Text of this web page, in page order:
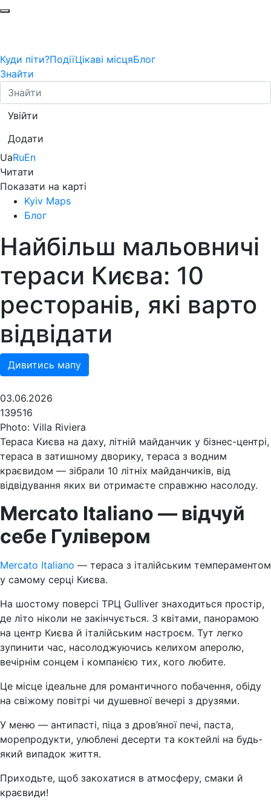
Куди піти?ПодіїЦікаві місцяБлог
Знайти
Увійти
Додати
UaRuEn
Читати
Показати на карті
Kyiv Maps
Блог
Найбільш мальовничі
тераси Києва: 10
ресторанів, які варто
відвідати
Дивитись мапу
03.06.2026
139516
Photo: Villa Riviera
Тераса Києва на даху, літній майданчик у бізнес-центрі,
тераса в затишному дворику, тераса з водним
краєвидом — зібрали 10 літніх майданчиків, від
відвідування яких ви отримаєте справжню насолоду.
Mercato Italiano — відчуй
себе Гулівером
Mercato Italiano — тераса з італійським темпераментом
у самому серці Києва.
На шостому поверсі ТРЦ Gulliver знаходиться простір,
де літо ніколи не закінчується. З квітами, панорамою
на центр Києва й італійським настроєм. Тут легко
зупинити час, насолоджуючись келихом аперолю,
вечірнім сонцем і компанією тих, кого любите.
Це місце ідеальне для романтичного побачення, обіду
на свіжому повітрі чи душевної вечері з друзями.
У меню — антипасті, піца з дров’яної печі, паста,
морепродукти, улюблені десерти та коктейлі на будь-
який випадок життя.
Приходьте, щоб закохатися в атмосферу, смаки й
краєвиди!